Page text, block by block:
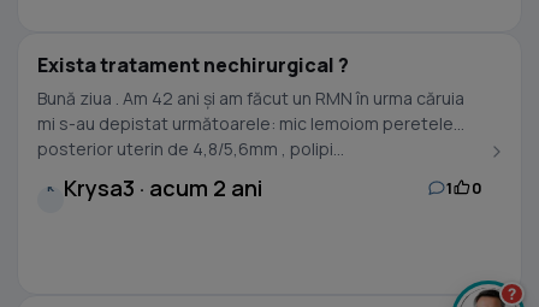
Exista tratament nechirurgical ?
Bună ziua . Am 42 ani și am făcut un RMN în urma căruia
mi s-au depistat următoarele: mic lemoiom peretele
posterior uterin de 4,8/5,6mm , polipi...
K Krysa3 · acum 2 ani 1 0
?